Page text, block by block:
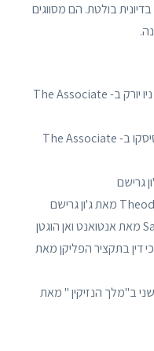
בולטת. הם מסווגים
Agee, Poe & Epps, משרד עורכי דין ניו יורק ב- The Associate
בייקר פוטס, משרד עורכי דין בסן פרנסיסקו ב- The Associate
גרישם
דין בתקציר הפליקן מאת
ב"מלך הנזיקין " מאת